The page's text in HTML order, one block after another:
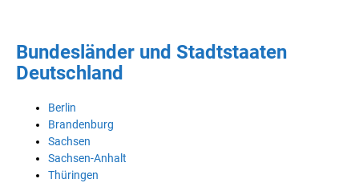
Bundesländer und Stadtstaaten
Deutschland
Berlin
Brandenburg
Sachsen
Sachsen-Anhalt
Thüringen